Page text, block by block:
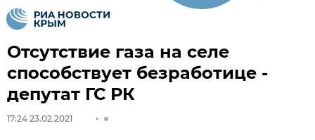
Отсутствие газа на селе
способствует безработице -
депутат ГС РК
17:24 23.02.2021